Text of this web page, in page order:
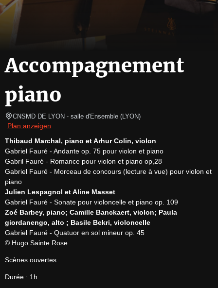
Accompagnement
piano
CNSMD DE LYON - salle d'Ensemble (LYON)
Plan anzeigen
Thibaud Marchal, piano et Arhur Colin, violon
Gabriel Fauré - Andante op. 75 pour violon et piano
Gabril Fauré - Romance pour violon et piano op,28
Gabriel Fauré - Morceau de concours (lecture à vue) pour violon et
Julien Lespagnol et Aline Masset
Zoé Barbey, piano; Camille Banckaert, violon; Paula
giordanengo, alto ; Basile Bekri, violoncelle
Gabriel Fauré - Quatuor en sol mineur op. 45
© Hugo Sainte Rose
Scènes ouvertes
Durée : 1h